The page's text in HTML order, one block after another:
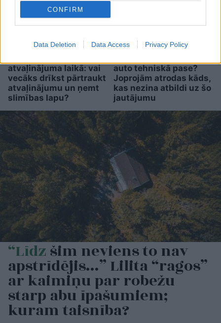
CONFIRM
Data Deletion Data Access Privacy Policy
atvaļinājuma laikā: vai
vecāks drīkst pārtraukt
atvaļinājumu un ņemt
slimības lapu?
auto tehniskā pase?
Joprojām atrodas kāds,
kas nezina atbildi uz šo
jautājumu
“Līdzšim neviens to nav
apstrīdējis…” Lilita “ragos”
ar kaimiņu par robežu
starp abu īpašumiem;
kuram taisnība?